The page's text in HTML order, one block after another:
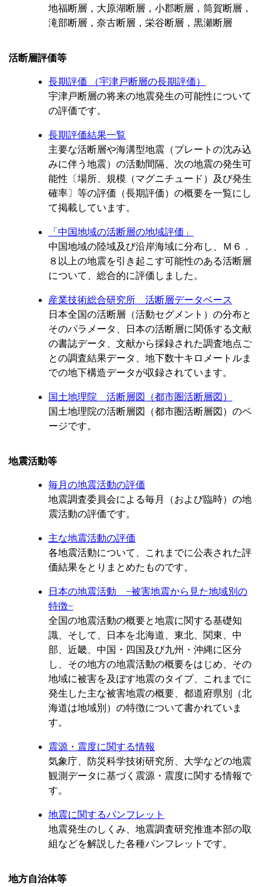
地福断層，大原湖断層，小郡断層，筒賀断層，
滝部断層，奈古断層，栄谷断層，黒瀬断層
断層評価等
長期評価 （宇津戸断層の長期評価）
宇津戸断層の将来の地震発生の可能性について
の評価です。
長期評価結果一覧
主要な活断層や海溝型地震（プレートの沈み込
みに伴う地震）の活動間隔、次の地震の発生可
能性〔場所、規模（マグニチュード）及び発生
確率〕等の評価（長期評価）の概要を一覧にし
て掲載しています。
「中国地域の活断層の地域評価」
中国地域の陸域及び沿岸海域に分布し、Ｍ６．
８以上の地震を引き起こす可能性のある活断層
について、総合的に評価しました。
産業技術総合研究所 活断層データベース
日本全国の活断層（活動セグメント）の分布と
そのパラメータ、日本の活断層に関係する文献
の書誌データ、文献から採録された調査地点ご
との調査結果データ、地下数十キロメートルま
での地下構造データが収録されています。
国土地理院 活断層図（都市圏活断層図）
国土地理院の活断層図（都市圏活断層図）のペ
ージです。
震活動等
毎月の地震活動の評価
地震調査委員会による毎月（および臨時）の地
震活動の評価です。
主な地震活動の評価
各地震活動について、これまでに公表された評
価結果をとりまとめたものです。
日本の地震活動 −被害地震から見た地域別の
特徴−
全国の地震活動の概要と地震に関する基礎知
識、そして、日本を北海道、東北、関東、中
部、近畿、中国・四国及び九州・沖縄に区分
し、その地方の地震活動の概要をはじめ、その
地域に被害を及ぼす地震のタイプ、これまでに
発生した主な被害地震の概要、都道府県別（北
海道は地域別）の特徴について書かれていま
す。
震源・震度に関する情報
気象庁、防災科学技術研究所、大学などの地震
観測データに基づく震源・震度に関する情報で
す。
地震に関するパンフレット
地震発生のしくみ、地震調査研究推進本部の取
組などを解説した各種パンフレットです。
方自治体等